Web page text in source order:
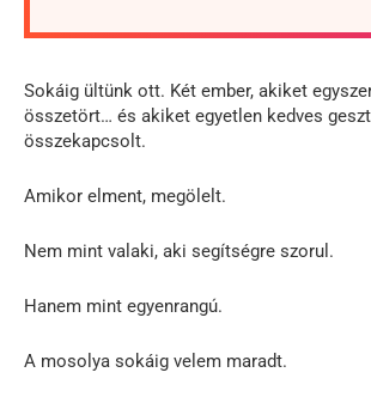
Sokáig ültünk ott. Két ember, akiket
összetört… és akiket egyetlen kedves
összekapcsolt.
Amikor elment, megölelt.
Nem mint valaki, aki segítségre szorul.
Hanem mint egyenrangú.
A mosolya sokáig velem maradt.